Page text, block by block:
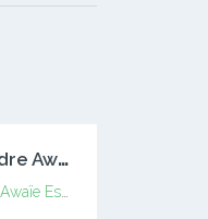
T
errain A vendre Awaïe Escalier
Awaïe Escalier